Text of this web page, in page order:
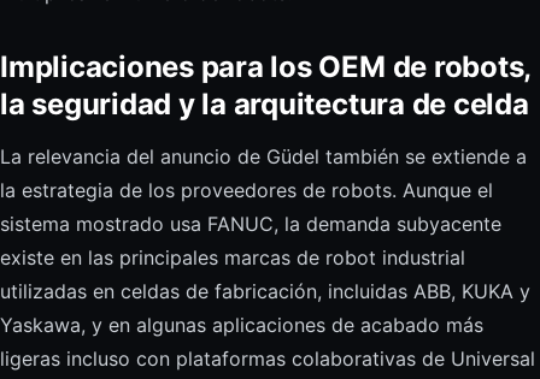
Implicaciones para los OEM de robots,
la seguridad y la arquitectura de celda
La relevancia del anuncio de Güdel también se extiende a
la estrategia de los proveedores de robots. Aunque el
sistema mostrado usa FANUC, la demanda subyacente
existe en las principales marcas de robot industrial
utilizadas en celdas de fabricación, incluidas ABB, KUKA y
Yaskawa, y en algunas aplicaciones de acabado más
ligeras incluso con plataformas colaborativas de Universal